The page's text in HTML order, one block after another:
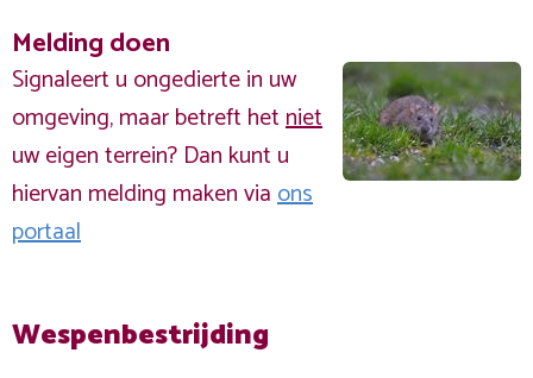
Melding doen
Signaleert u ongedierte in uw
omgeving, maar betreft hetniet
uw eigen terrein? Dan kunt u
hiervan melding maken viaons
portaal
Wespenbestrijding